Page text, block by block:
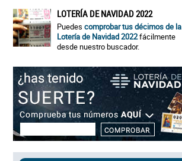
LOTERÍA DE NAVIDAD 2022
Puedes comprobar tus décimos de la
Lotería de Navidad 2022fácilmente
desde nuestro buscador.